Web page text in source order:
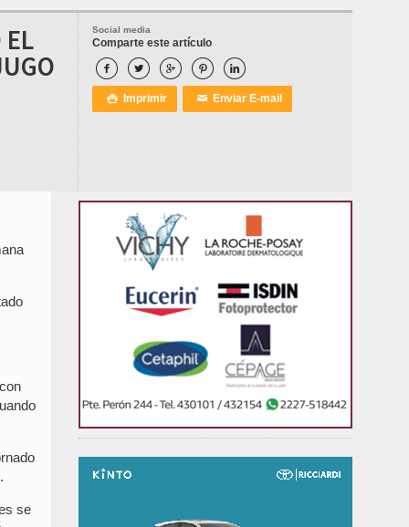
Social media
Comparte este artículo
    
 Imprimir ✉ Enviar E-mail
EL
se